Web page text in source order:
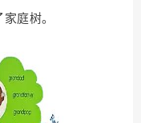
庭树。